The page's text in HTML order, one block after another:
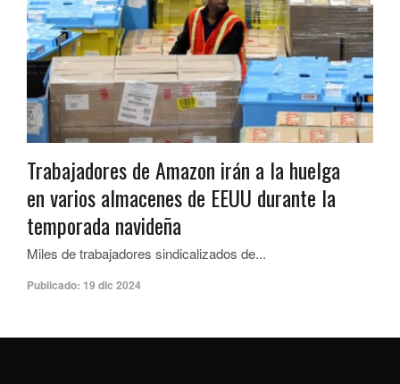
Trabajadores de Amazon irán a la huelga
en varios almacenes de EEUU durante la
temporada navideña
Miles de trabajadores sindicalizados de...
Publicado: 19 dic 2024